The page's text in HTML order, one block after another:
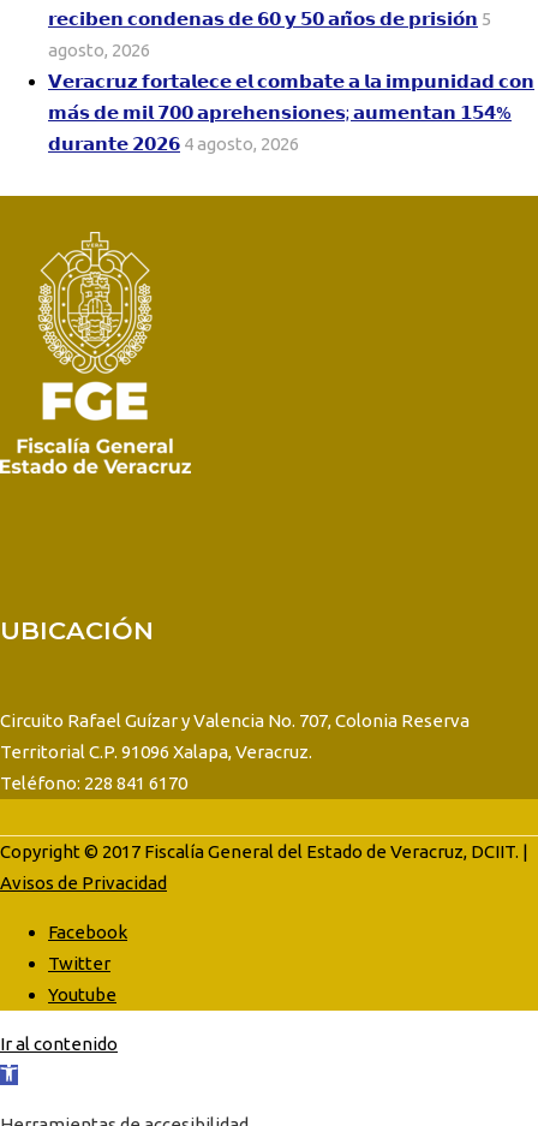
𝗿𝗲𝗰𝗶𝗯𝗲𝗻 𝗰𝗼𝗻𝗱𝗲𝗻𝗮𝘀 𝗱𝗲 𝟲𝟬 𝘆 𝟱𝟬 𝗮𝗻̃𝗼𝘀 𝗱𝗲 𝗽𝗿𝗶𝘀𝗶𝗼́𝗻 5
agosto, 2026
𝗩𝗲𝗿𝗮𝗰𝗿𝘂𝘇 𝗳𝗼𝗿𝘁𝗮𝗹𝗲𝗰𝗲 𝗲𝗹 𝗰𝗼𝗺𝗯𝗮𝘁𝗲 𝗮 𝗹𝗮 𝗶𝗺𝗽𝘂𝗻𝗶𝗱𝗮𝗱 𝗰𝗼𝗻
𝗺𝗮́𝘀 𝗱𝗲 𝗺𝗶𝗹 𝟳𝟬𝟬 𝗮𝗽𝗿𝗲𝗵𝗲𝗻𝘀𝗶𝗼𝗻𝗲𝘀; 𝗮𝘂𝗺𝗲𝗻𝘁𝗮𝗻 𝟭𝟱𝟰%
𝗱𝘂𝗿𝗮𝗻𝘁𝗲 𝟮𝟬𝟮𝟲 4 agosto, 2026
UBICACIÓN
Circuito Rafael Guízar y Valencia No. 707, Colonia Reserva
Territorial C.P. 91096 Xalapa, Veracruz.
Teléfono: 228 841 6170
Copyright © 2017 Fiscalía General del Estado de Veracruz, DCIIT. |
Avisos de Privacidad
Facebook
Twitter
Youtube
Ir al contenido
Abrir